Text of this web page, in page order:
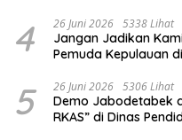
4 26 Juni 2026 5338 Lihat
Jangan Jadikan
Pemuda Kepulauan di
5 26 Juni 2026 5306 Lihat
Demo Jabodetabek
RKAS” di Dinas